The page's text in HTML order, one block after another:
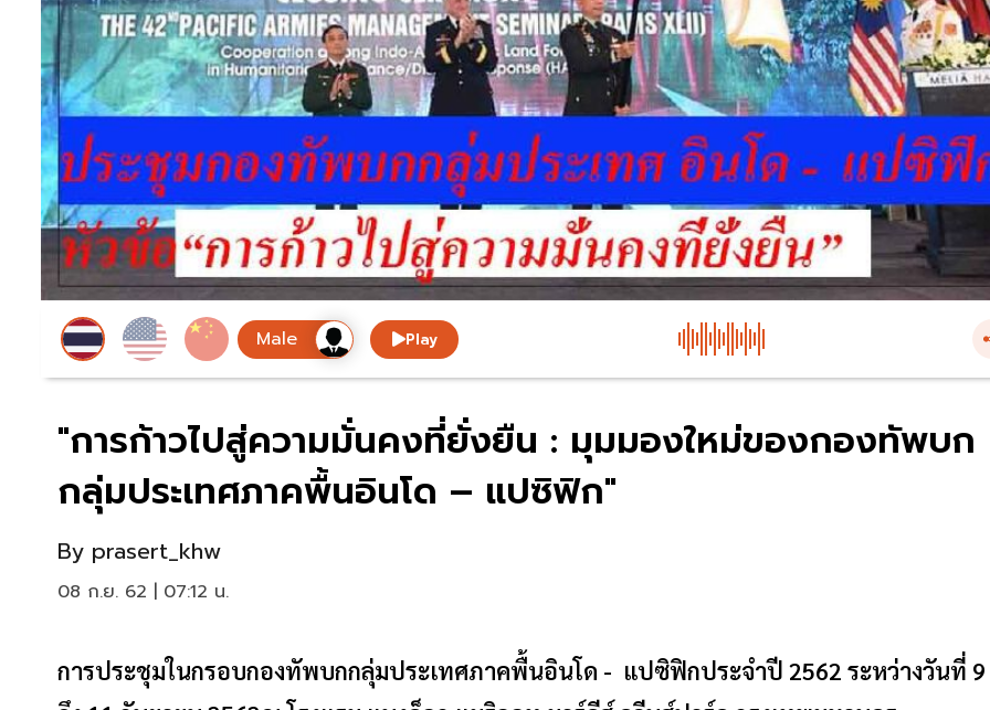
Play
"การก้าวไปสู่ความมั่นคงที่ยั่งยืน : มุมมองใหม่ของกองทัพบก
กลุ่มประเทศภาคพื้นอินโด – แปซิฟิก"
By prasert_khw
08 ก.ย. 62 | 07:12 น.
การประชุมในกรอบกองทัพบกกลุ่มประเทศภาคพื้นอินโด - แปซิฟิกประจำปี 2562 ระหว่างวันที่ 9